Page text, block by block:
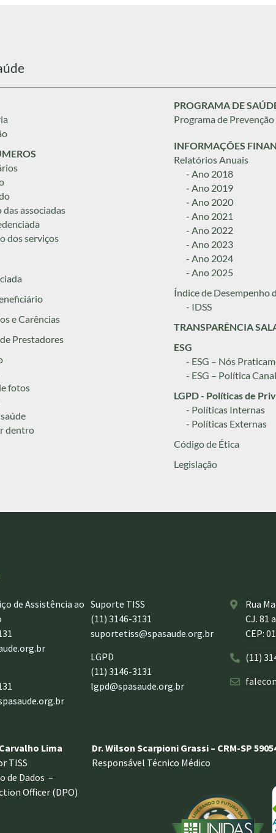
das associadas
dos serviços
e Carências
Prestadores
fotos
dentro
PROGRAMA DE
Programa de
INFORMAÇÕES
Relatórios Anuais
- Ano 2018
- Ano 2019
- Ano 2020
- Ano 2021
- Ano 2022
- Ano 2023
- Ano 2024
- Ano 2025
Índice de Desempenho
- IDSS
TRANSPARÊNCIA
ESG
- ESG – Nós
- ESG – Política
LGPD - Políticas de
- Políticas Internas
- Políticas Externas
Código de Ética
Legislação
de Assistência ao Suporte TISS
(11) 3146-3131
suportetiss@spasaude.org.br
LGPD
(11) 3146-3131
lgpd@spasaude.org.br
Rua
CJ. 81
CEP:
(11)
Lima
TISS
de Dados –
Officer (DPO)
Dr. Wilson Scarpioni Grassi – CRM-SP
Responsável Técnico Médico